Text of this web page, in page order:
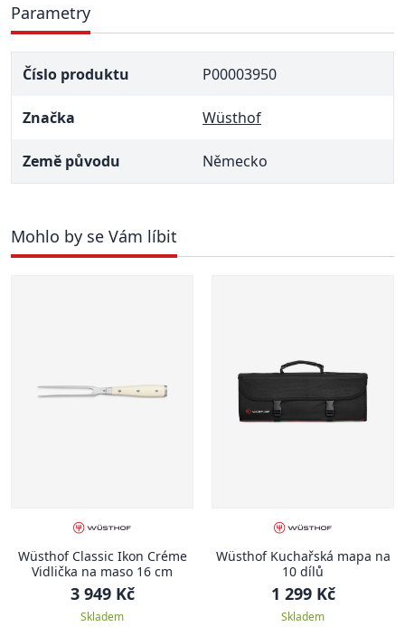
Parametry
Číslo produktu P00003950
Značka Wüsthof
Země původu Německo
Mohlo by se Vám líbit
Wüsthof Classic Ikon Créme
Vidlička na maso 16 cm
3 949 Kč
Skladem
Wüsthof Kuchařská mapa na
10 dílů
1 299 Kč
Skladem